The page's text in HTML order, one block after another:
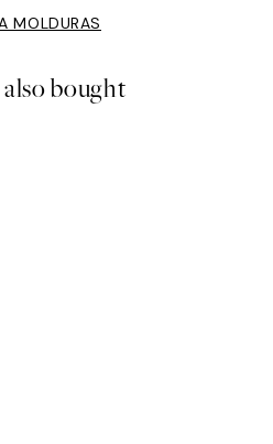
MOLDURAS
bought